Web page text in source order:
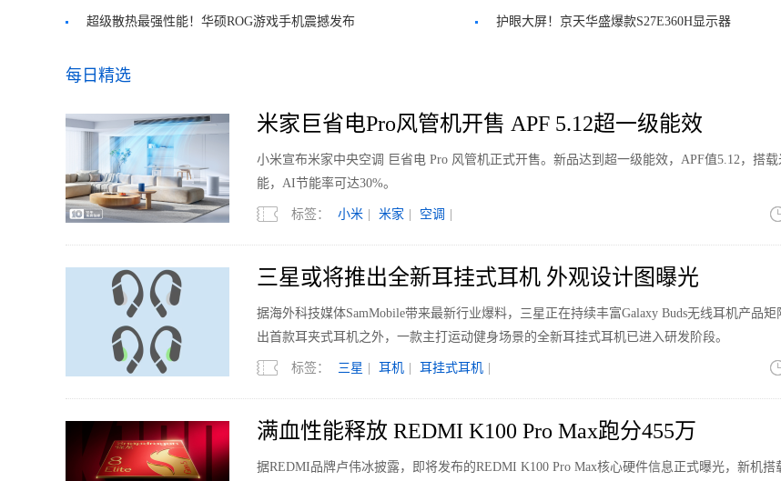
火力全开！
超级散热最强性能！华硕ROG游戏手机震撼发布 护眼大屏！京天华盛爆款S27E360H显示器
每日精选
米家巨省电Pro风管机开售 APF 5.12超一级能效
小米宣布米家中央空调 巨省电 Pro 风管机正式开售。新品达到超一级能效，APF值5.12，搭
能，AI节能率可达30%。
标签： 小米 米家 空调
三星或将推出全新耳挂式耳机 外观设计图曝光
据海外科技媒体SamMobile带来最新行业爆料，三星正在持续丰富Galaxy Buds无线耳机产品矩
出首款耳夹式耳机之外，一款主打运动健身场景的全新耳挂式耳机已进入研发阶段。
标签： 三星 耳机 耳挂式耳机
满血性能释放 REDMI K100 Pro Max跑分455万
据REDMI品牌卢伟冰披露，即将发布的REDMI K100 Pro Max核心硬件信息正式曝光，新机搭